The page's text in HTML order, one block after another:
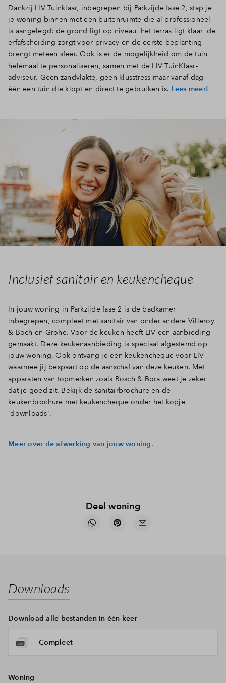
Dankzij LIV Tuinklaar, inbegrepen bij Parkzijde fase 2, stap je
je woning binnen met een buitenruimte die al professioneel
is aangelegd: de grond ligt op niveau, het terras ligt klaar, de
erfafscheiding zorgt voor privacy en de eerste beplanting
brengt meteen sfeer. Ook is er de mogelijkheid om de tuin
helemaal te personaliseren, samen met de LIV TuinKlaar-
adviseur. Geen zandvlakte, geen klusstress maar vanaf dag
één een tuin die klopt en direct te gebruiken is. Lees meer!
Inclusief sanitair en keukencheque
In jouw woning in Parkzijde fase 2 is de badkamer
inbegrepen, compleet met sanitair van onder andere Villeroy
& Boch en Grohe. Voor de keuken heeft LIV een aanbieding
gemaakt. Deze keukenaanbieding is speciaal afgestemd op
jouw woning. Ook ontvang je een keukencheque voor LIV
waarmee jij bespaart op de aanschaf van deze keuken. Met
apparaten van topmerken zoals Bosch & Bora weet je zeker
dat je goed zit. Bekijk de sanitairbrochure en de
keukenbrochure met keukencheque onder het kopje
'downloads'.
Meer over de afwerking van jouw woning.
Deel woning
Downloads
Download alle bestanden in één keer
Compleet
Woning